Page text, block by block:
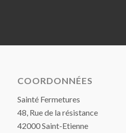
COORDONNÉES
Sainté Fermetures
48, Rue de la résistance
42000 Saint-Etienne